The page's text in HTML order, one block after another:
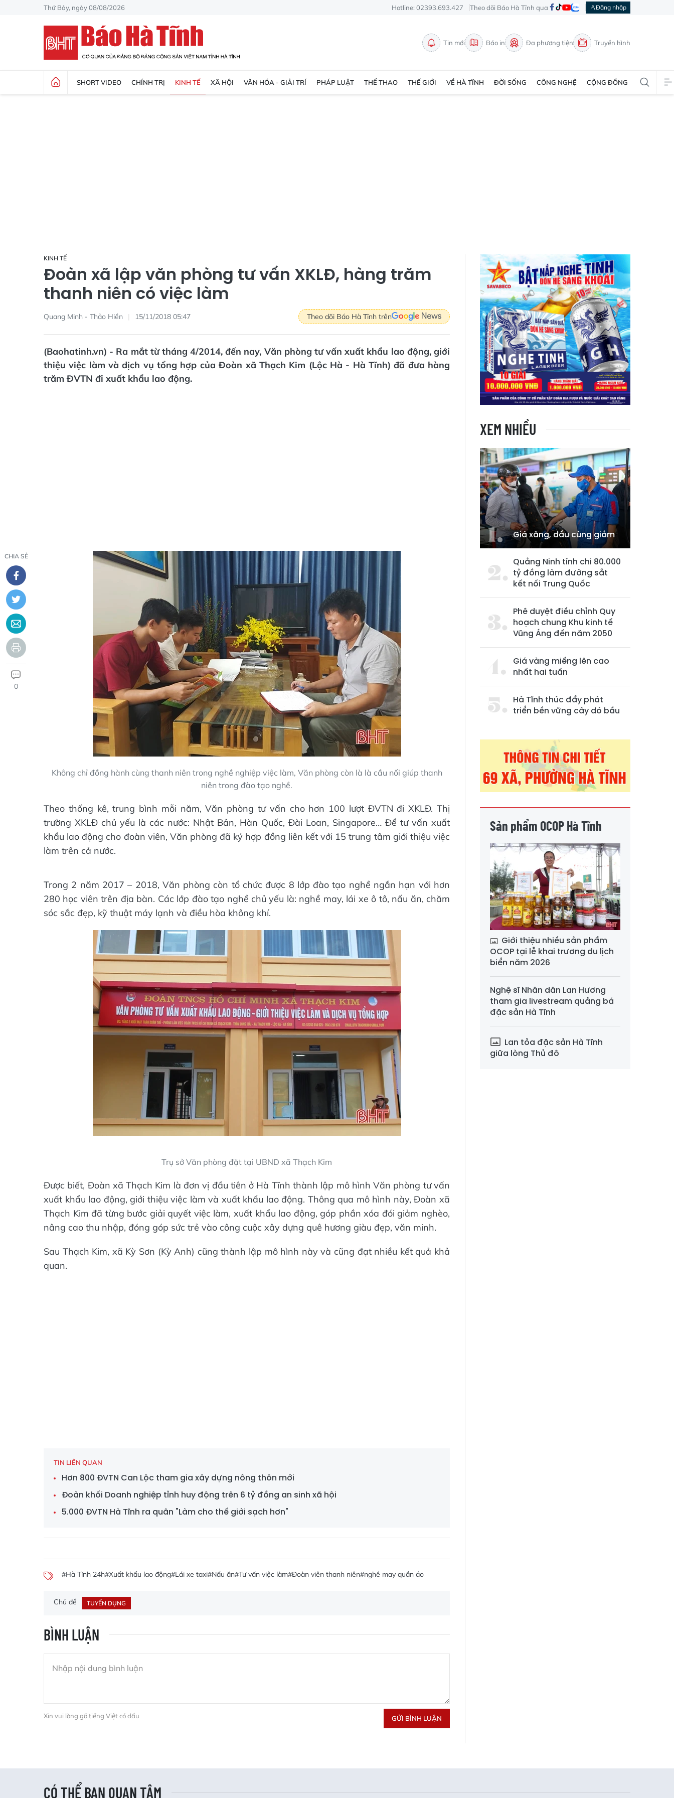
Thứ Bảy, ngày 08/08/2026 Hotline: 02393.693.427 Theo dõi Báo Hà Tĩnh qua Đăng nhập
Tin mới Báo in Đa phương tiện Truyền hình
SHORT VIDEO CHÍNH TRỊ KINH TẾ XÃ HỘI VĂN HÓA - GIẢI TRÍ PHÁP LUẬT THỂ THAO THẾ GIỚI VỀ HÀ TĨNH ĐỜI SỐNG CÔNG NGHỆ CỘNG ĐỒNG
KINH TẾ
Đoàn xã lập văn phòng tư vấn XKLĐ, hàng trăm
thanh niên có việc làm
Quang Minh - Thảo Hiền 15/11/2018 05:47 Theo dõi Báo Hà Tĩnh trên
(Baohatinh.vn) - Ra mắt từ tháng 4/2014, đến nay, Văn phòng tư vấn xuất khẩu lao động, giới
thiệu việc làm và dịch vụ tổng hợp của Đoàn xã Thạch Kim (Lộc Hà - Hà Tĩnh) đã đưa hàng
trăm ĐVTN đi xuất khẩu lao động.
CHIA SẺ
0
Không chỉ đồng hành cùng thanh niên trong nghề nghiệp việc làm, Văn phòng còn là là cầu nối giúp thanh
niên trong đào tạo nghề.
Theo thống kê, trung bình mỗi năm, Văn phòng tư vấn cho hơn 100 lượt ĐVTN đi XKLĐ. Thị
trường XKLĐ chủ yếu là các nước: Nhật Bản, Hàn Quốc, Đài Loan, Singapore… Để tư vấn xuất
khẩu lao động cho đoàn viên, Văn phòng đã ký hợp đồng liên kết với 15 trung tâm giới thiệu việc
làm trên cả nước.
Trong 2 năm 2017 – 2018, Văn phòng còn tổ chức được 8 lớp đào tạo nghề ngắn hạn với hơn
280 học viên trên địa bàn. Các lớp đào tạo nghề chủ yếu là: nghề may, lái xe ô tô, nấu ăn, chăm
sóc sắc đẹp, kỹ thuật máy lạnh và điều hòa không khí.
Trụ sở Văn phòng đặt tại UBND xã Thạch Kim
Được biết, Đoàn xã Thạch Kim là đơn vị đầu tiên ở Hà Tĩnh thành lập mô hình Văn phòng tư vấn
xuất khẩu lao động, giới thiệu việc làm và xuất khẩu lao động. Thông qua mô hình này, Đoàn xã
Thạch Kim đã từng bước giải quyết việc làm, xuất khẩu lao động, góp phần xóa đói giảm nghèo,
nâng cao thu nhập, đóng góp sức trẻ vào công cuộc xây dựng quê hương giàu đẹp, văn minh.
Sau Thạch Kim, xã Kỳ Sơn (Kỳ Anh) cũng thành lập mô hình này và cũng đạt nhiều kết quả khả
quan.
TIN LIÊN QUAN
Hơn 800 ĐVTN Can Lộc tham gia xây dựng nông thôn mới
Đoàn khối Doanh nghiệp tỉnh huy động trên 6 tỷ đồng an sinh xã hội
5.000 ĐVTN Hà Tĩnh ra quân "Làm cho thế giới sạch hơn"
#Hà Tĩnh 24h#Xuất khẩu lao động#Lái xe taxi#Nấu ăn#Tư vấn việc làm#Đoàn viên thanh niên#nghề may quần áo
Chủ đề TUYỂN DỤNG
BÌNH LUẬN
Xin vui lòng gõ tiếng Việt có dấu GỬI BÌNH LUẬN
XEM NHIỀU
Giá xăng, dầu cùng giảm
Quảng Ninh tính chi 80.000
tỷ đồng làm đường sắt
kết nối Trung Quốc
Phê duyệt điều chỉnh Quy
hoạch chung Khu kinh tế
Vũng Áng đến năm 2050
Giá vàng miếng lên cao
nhất hai tuần
Hà Tĩnh thúc đẩy phát
triển bền vững cây dó bầu
Sản phẩm OCOP Hà Tĩnh
Giới thiệu nhiều sản phẩm
OCOP tại lễ khai trương du lịch
biển năm 2026
Nghệ sĩ Nhân dân Lan Hương
tham gia livestream quảng bá
đặc sản Hà Tĩnh
Lan tỏa đặc sản Hà Tĩnh
giữa lòng Thủ đô
CÓ THỂ BẠN QUAN TÂM